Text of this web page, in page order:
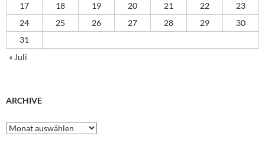
17
18 19 20 21 22
23
24
25 26 27 28 29
30
31
« Juli
ARCHIVE
Archive